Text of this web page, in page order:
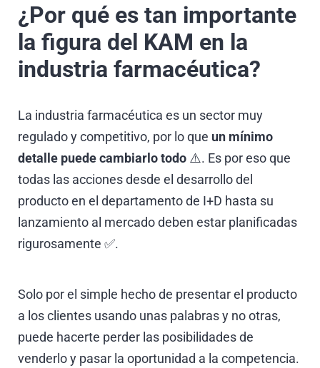
¿Por qué es tan importante
la figura del KAM en la
industria farmacéutica?
La industria farmacéutica es un sector muy
regulado y competitivo, por lo que un mínimo
detalle puede cambiarlo todo ⚠️. Es por eso que
todas las acciones desde el desarrollo del
producto en el departamento de I+D hasta su
lanzamiento al mercado deben estar planificadas
rigurosamente ✅.
Solo por el simple hecho de presentar el producto
a los clientes usando unas palabras y no otras,
puede hacerte perder las posibilidades de
venderlo y pasar la oportunidad a la competencia.